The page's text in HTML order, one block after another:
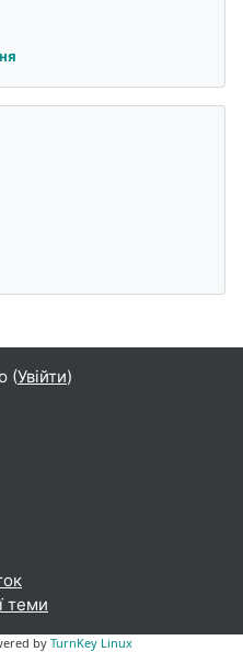
(Увійти)
теми
by TurnKey Linux